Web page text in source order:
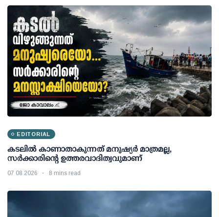
EDITORIAL
കടലിൽ കാണാതാകുന്നത് മനുഷ്യർ മാത്രമല്ല,
സർക്കാരിന്റെ ഉത്തരവാദിത്വവുമാണ്
07 08 2026 8 mins read